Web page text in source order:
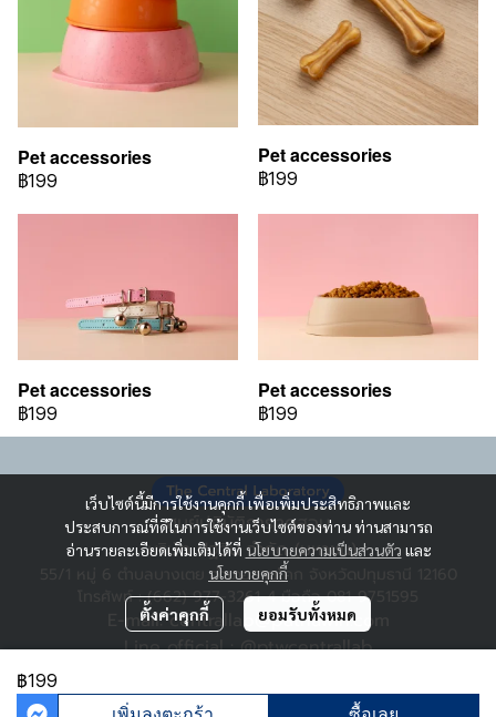
Pet accessories
฿199
Pet accessories
฿199
Pet accessories
฿199
Pet accessories
฿199
฿199
เว็บไซต์นี้มีการใช้งานคุกกี้ เพื่อเพิ่มประสิทธิภาพและ
ประสบการณ์ที่ดีในการใช้งานเว็บไซต์ของท่าน ท่านสามารถ
อ่านรายละเอียดเพิ่มเติมได้ที่ นโยบายความเป็นส่วนตัว และ
นโยบายคุกกี้
ตั้งค่าคุกกี้ ยอมรับทั้งหมด
ศูนย์ปฏิบัติการทดสอบ
บริษัท ปฐวิน จำกัด (มหาชน)
55/1 หมู่ 6 ตำบลบางเตย อำเภอสามโคก จังหวัดปทุมธานี 12160
โทรศัพท์ : (662) 977-3261-4 มือถือ 081-9751595
E-mail: centrallab@pathawin.com
Line official : @ptwcentrallab